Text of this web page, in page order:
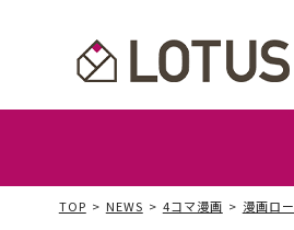
TOP NEWS 4コマ漫画 漫画ロ